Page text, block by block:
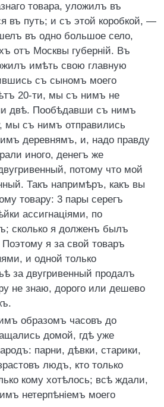
товара, уложилъ въ
въ путь; и съ этой коробкой, —
въ одно большое село,
отъ Москвы губерній. Въ
имѣть свою главную
съ сыномъ моего
20-ти, мы съ нимъ не
двѣ. Пообѣдавши съ нимъ
мы съ нимъ отправились
деревнямъ, и, надо правду
иного, денегъ же
потому что мой
Такъ напримѣръ, какъ вы
товару: 3 пары серегъ
ассигнаціями, по
сколько я долженъ былъ
я за свой товаръ
и одной только
за двугривенный продалъ
не знаю, дорого или дешево
образомъ часовъ до
домой, гдѣ уже
парни, дѣвки, старики,
людъ, кто только
кому хотѣлось; всѣ ждали,
нетерпѣніемъ моего